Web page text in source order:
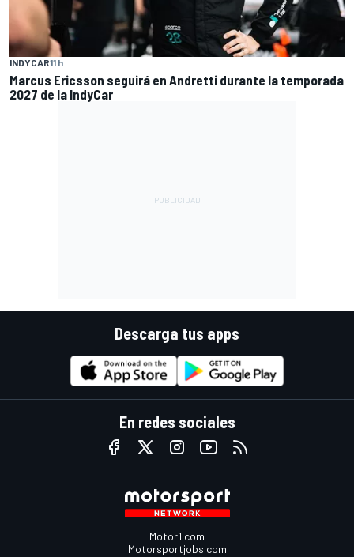
INDYCAR11 h
Marcus Ericsson seguirá en Andretti durante la temporada
2027 de la IndyCar
Descarga tus apps
En redes sociales
Motor1.com
Motorsportjobs.com